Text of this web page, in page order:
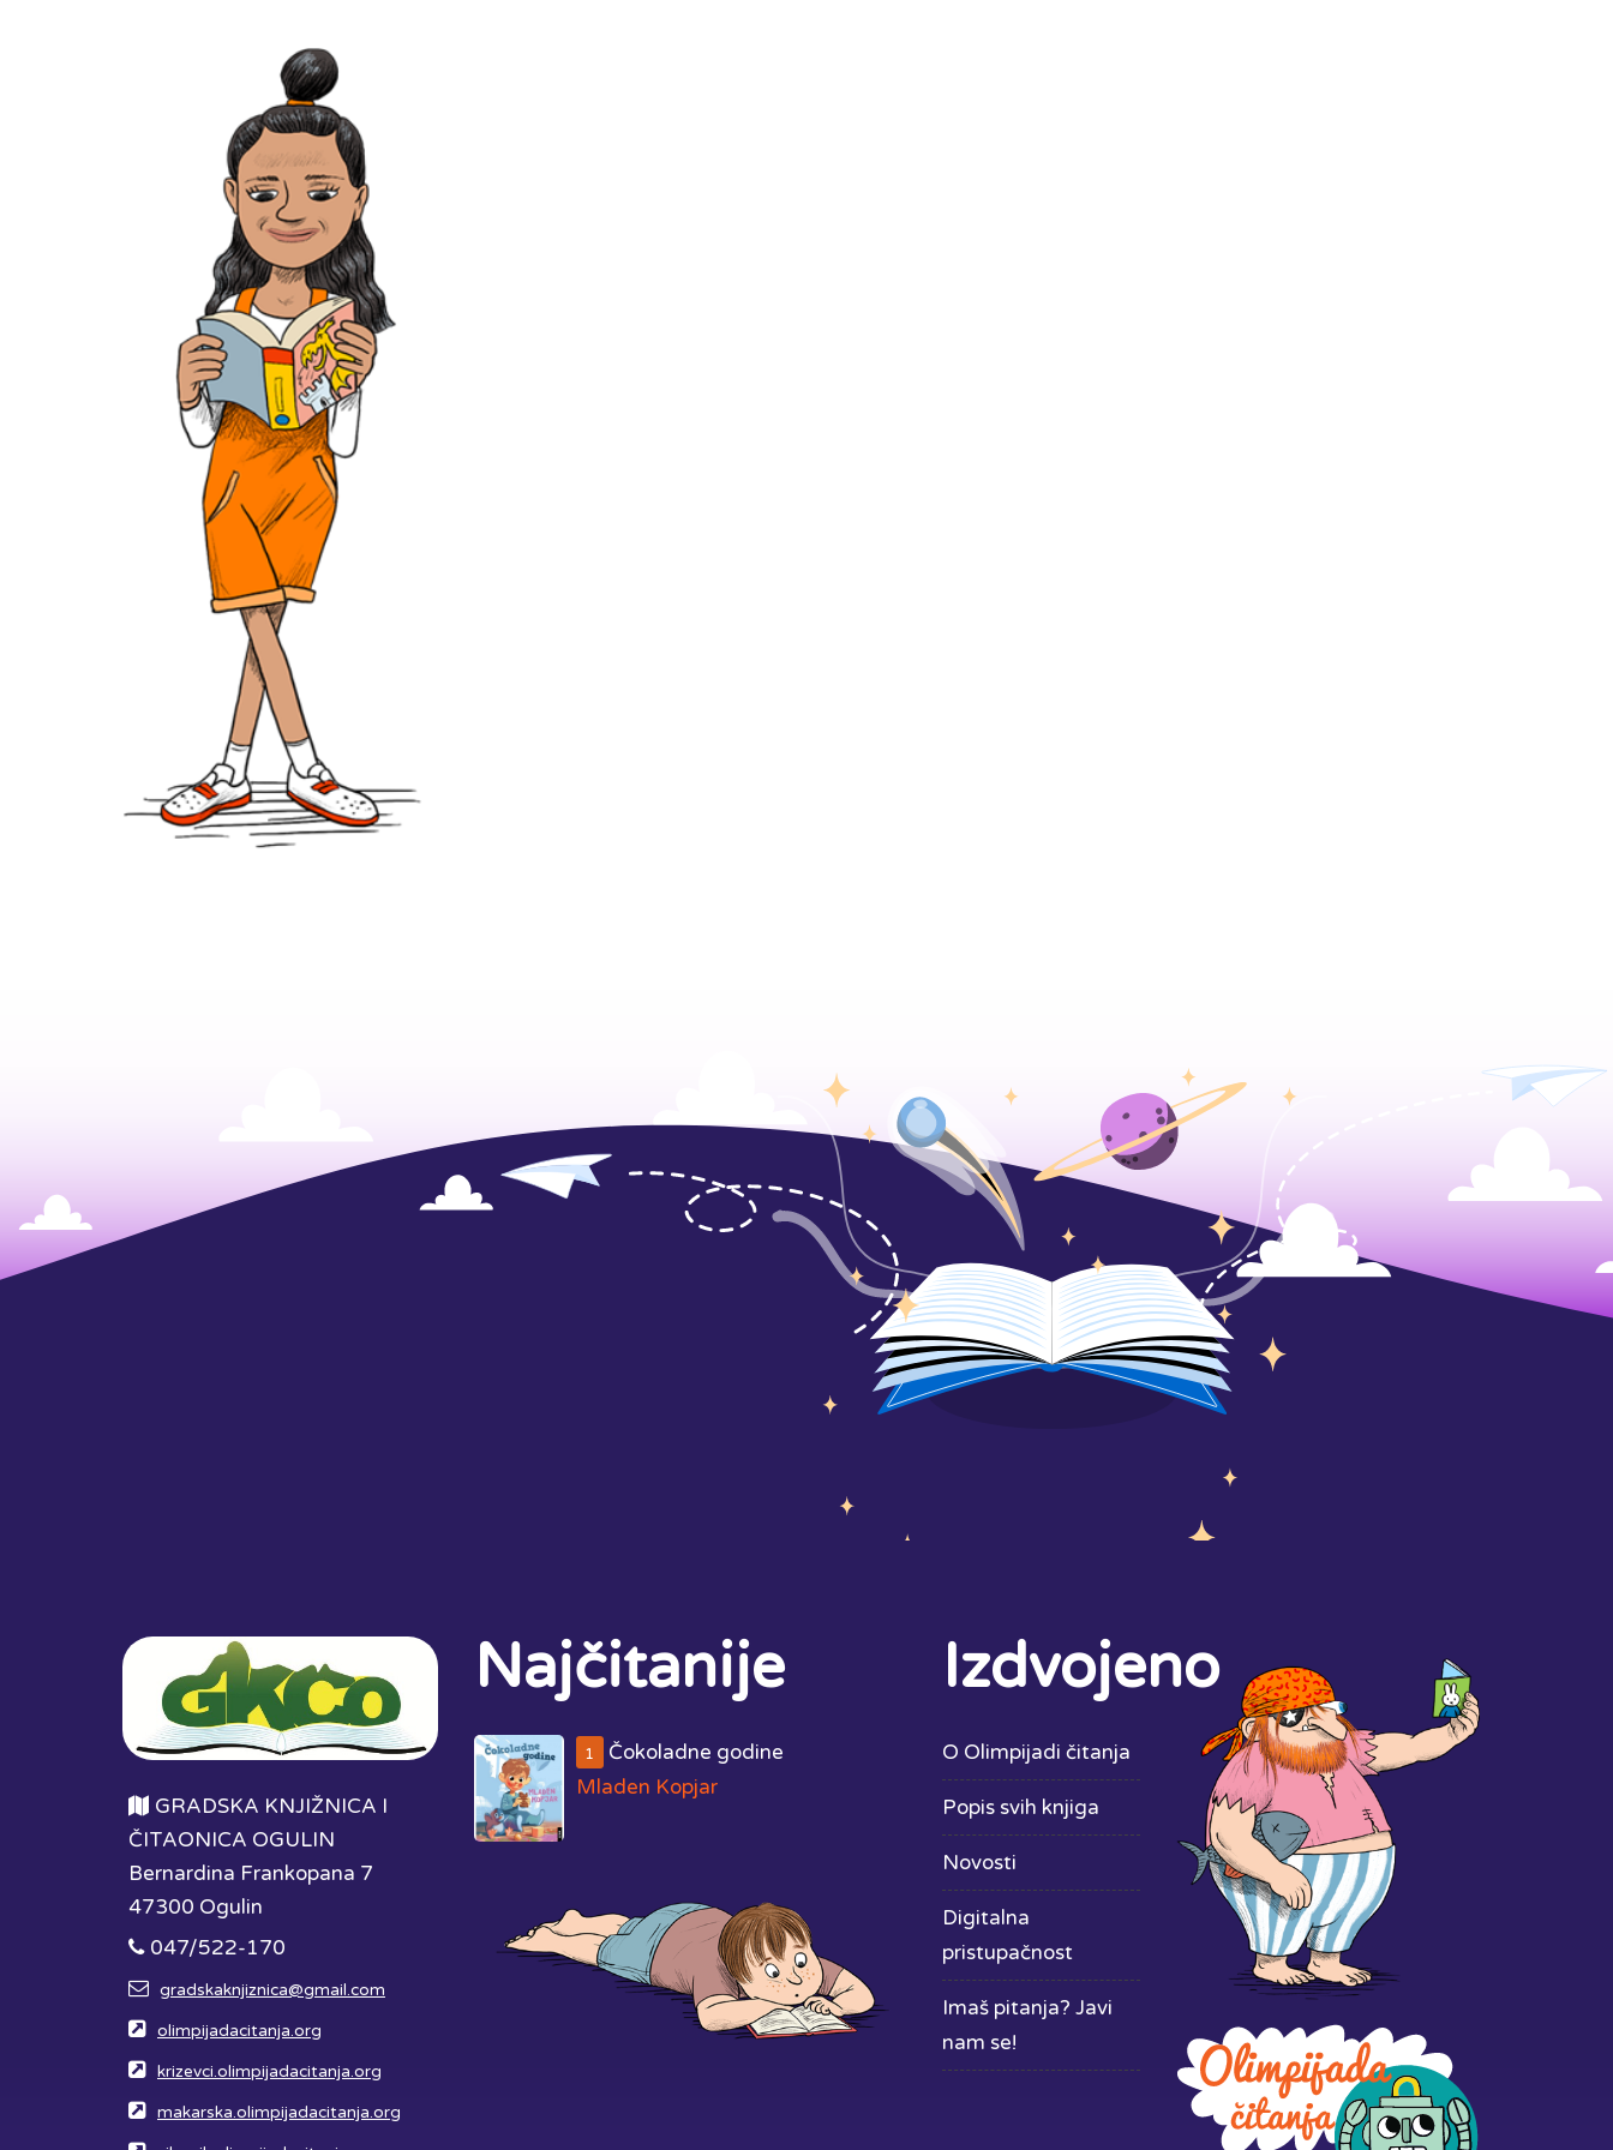
GRADSKA KNJIŽNICA I
ČITAONICA OGULIN
Bernardina Frankopana 7
47300 Ogulin
047/522-170
gradskaknjiznica@gmail.com
olimpijadacitanja.org
krizevci.olimpijadacitanja.org
makarska.olimpijadacitanja.org
Najčitanije
1
Čokoladne godine
Mladen Kopjar
Izdvojeno
O Olimpijadi čitanja
Popis svih knjiga
Novosti
Digitalna
pristupačnost
Imaš pitanja? Javi
nam se!